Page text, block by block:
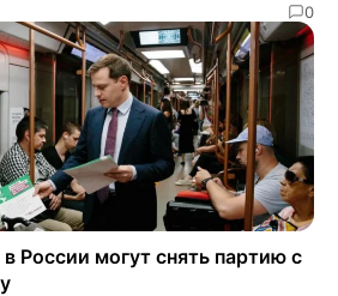
0
России могут снять партию с